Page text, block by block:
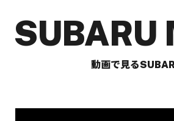
SUBARU
動画で見る